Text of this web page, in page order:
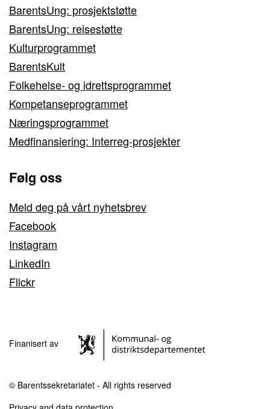
BarentsUng: prosjektstøtte
BarentsUng: reisestøtte
Kulturprogrammet
BarentsKult
Folkehelse- og idrettsprogrammet
Kompetanseprogrammet
Næringsprogrammet
Medfinansiering: Interreg-prosjekter
Følg oss
Meld deg på vårt nyhetsbrev
Facebook
Instagram
LinkedIn
Flickr
Finanisert av
© Barentssekretariatet - All rights reserved